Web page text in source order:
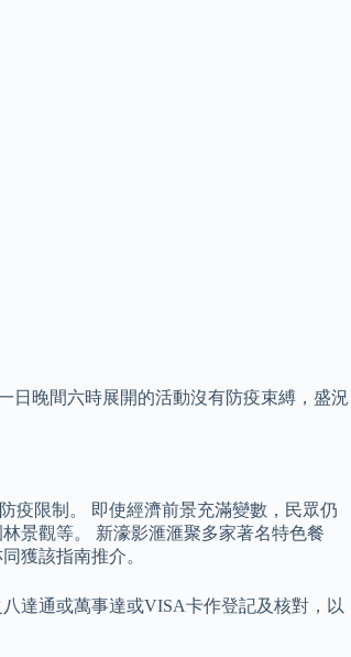
日晚間六時展開的活動沒有防疫束縛，盛況
疫限制。 即使經濟前景充滿變數，民眾仍
景觀等。 新濠影滙滙聚多家著名特色餐
獲該指南推介。
達通或萬事達或VISA卡作登記及核對，以